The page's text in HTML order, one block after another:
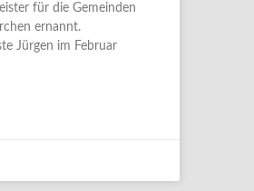
für die Gemeinden
ernannt.
Jürgen im Februar